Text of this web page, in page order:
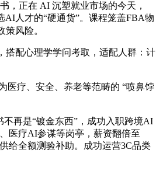
正在 AI 沉塑就业市场的今天，
人才的“硬通货”。课程笼盖FBA物
策风险。
配心理学学问考取，适配人群：计
医疗、安全、养老等范畴的 “喷鼻饽
再是“镀金东西”，成功入职跨境AI
医疗AI参谋等岗亭，薪资翻倍至
给全额测验补助。成功运营3C品类